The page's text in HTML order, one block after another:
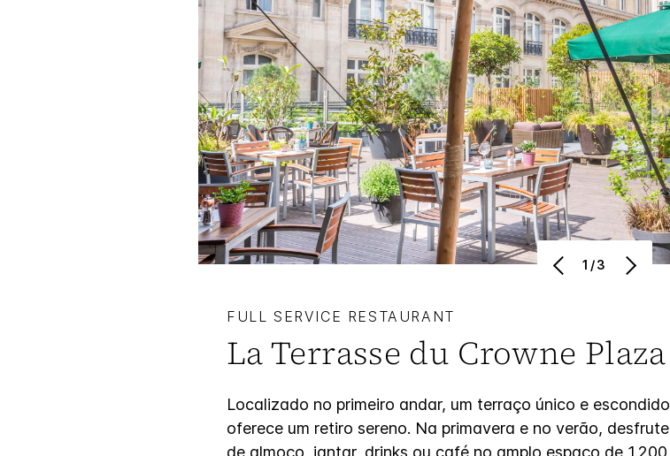
1/3
FULL SERVICE RESTAURANT
La Terrasse du Crowne Plaza
Localizado no primeiro andar, um terraço único e escondido
oferece um retiro sereno. Na primavera e no verão, desfrute
de almoço, jantar, drinks ou café no amplo espaço de 1.200